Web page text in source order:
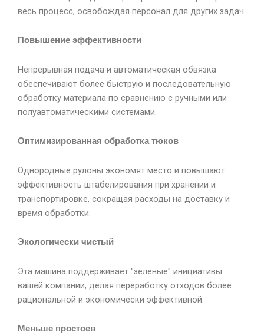
весь процесс, освобождая персонал для других задач.
Повышение эффективности
Непрерывная подача и автоматическая обвязка
обеспечивают более быструю и последовательную
обработку материала по сравнению с ручными или
полуавтоматическими системами.
Оптимизированная обработка тюков
Однородные рулоны экономят место и повышают
эффективность штабелирования при хранении и
транспортировке, сокращая расходы на доставку и
время обработки.
Экологически чистый
Эта машина поддерживает "зеленые" инициативы
вашей компании, делая переработку отходов более
рациональной и экономически эффективной.
Меньше простоев